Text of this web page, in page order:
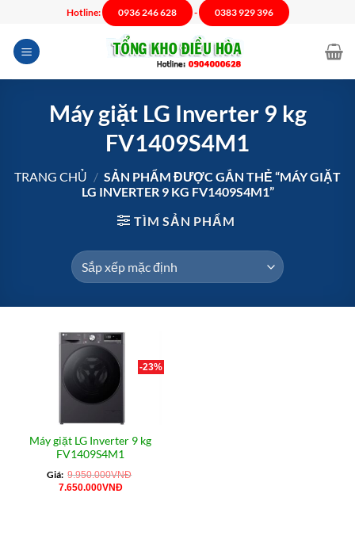
nội
dung
Hotline: 0936 246 628 - 0383 929 396
Máy giặt LG Inverter 9 kg
FV1409S4M1
TRANG CHỦ / SẢN PHẨM ĐƯỢC GẮN THẺ “MÁY GIẶT
LG INVERTER 9 KG FV1409S4M1”
TÌM SẢN PHẨM
-23%
Máy giặt LG Inverter 9 kg
FV1409S4M1
Giá: 9.950.000VNĐ
Giá
7.650.000VNĐGiá